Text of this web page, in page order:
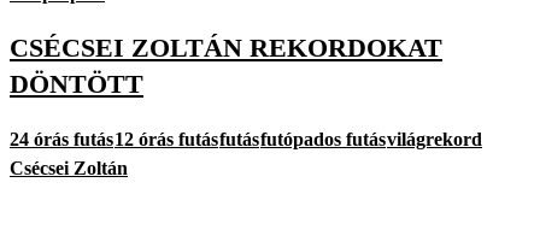
CSÉCSEI ZOLTÁN REKORDOKAT
DÖNTÖTT
24 órás futás12 órás futásfutásfutópados futásvilágrekord
Csécsei Zoltán